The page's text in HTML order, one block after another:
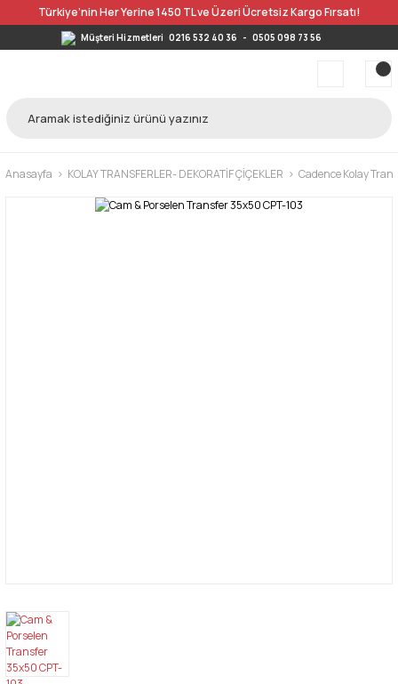
Türkiye’nin Her Yerine 1450 TL ve Üzeri Ücretsiz Kargo Fırsatı!
Müşteri Hizmetleri 0216 532 40 36 - 0505 098 73 56
Anasayfa KOLAY TRANSFERLER- DEKORATİF ÇİÇEKLER Cadence Kolay